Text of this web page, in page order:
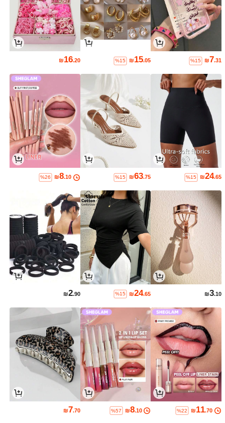
₪7.31
%15
₪15.05
%15
₪16.20
₪24.65
%15
₪63.75
%15
₪8.10
%26
₪3.10
₪24.65
%15
₪2.90
₪11.70
%22
₪8.10
%57
₪7.70